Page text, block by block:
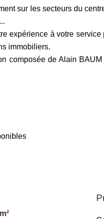
sur les secteurs du
expérience à votre
immobiliers.
composée de Alain